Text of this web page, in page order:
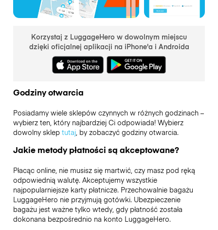
Korzystaj z LuggageHero w dowolnym miejscu
dzięki oficjalnej aplikacji na iPhone'a i Androida
Godziny otwarcia
Posiadamy wiele sklepów czynnych w różnych godzinach –
wybierz ten, który najbardziej Ci odpowiada! Wybierz
dowolny sklep tutaj, by zobaczyć godziny otwarcia.
Jakie metody płatności są akceptowane?
Płacąc online, nie musisz się martwić, czy masz pod ręką
odpowiednią walutę. Akceptujemy wszystkie
najpopularniejsze karty płatnicze. Przechowalnie bagażu
LuggageHero nie przyjmują gotówki. Ubezpieczenie
bagażu jest ważne tylko wtedy, gdy płatność została
dokonana bezpośrednio na konto LuggageHero.